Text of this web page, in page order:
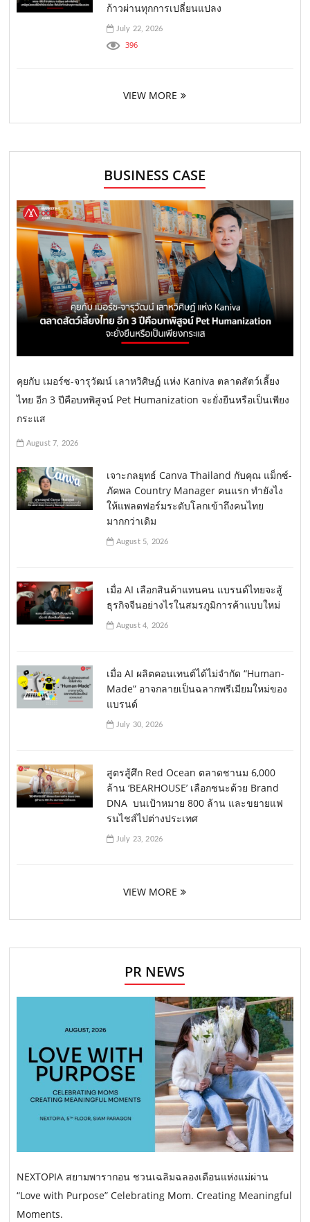
ก้าวผ่านทุกการเปลี่ยนแปลง
July 22, 2026
396
VIEW MORE
BUSINESS CASE
คุยกับ เมอร์ซ-จารุวัฒน์ เลาหวิศิษฏ์ แห่ง Kaniva ตลาดสัตว์เลี้ยง
ไทย อีก 3 ปีคือบทพิสูจน์ Pet Humanization จะยั่งยืนหรือเป็นเพียง
กระแส
August 7, 2026
เจาะกลยุทธ์ Canva Thailand กับคุณ แม็กซ์-
ภัคพล Country Manager คนแรก ทำยังไง
ให้แพลตฟอร์มระดับโลกเข้าถึงคนไทย
มากกว่าเดิม
August 5, 2026
เมื่อ AI เลือกสินค้าแทนคน แบรนด์ไทยจะสู้
ธุรกิจจีนอย่างไรในสมรภูมิการค้าแบบใหม่
August 4, 2026
เมื่อ AI ผลิตคอนเทนต์ได้ไม่จำกัด “Human-
Made” อาจกลายเป็นฉลากพรีเมียมใหม่ของ
แบรนด์
July 30, 2026
สูตรสู้ศึก Red Ocean ตลาดชานม 6,000
ล้าน ‘BEARHOUSE’ เลือกชนะด้วย Brand
DNA บนเป้าหมาย 800 ล้าน และขยายแฟ
รนไชส์ไปต่างประเทศ
July 23, 2026
VIEW MORE
PR NEWS
NEXTOPIA สยามพารากอน ชวนเฉลิมฉลองเดือนแห่งแม่ผ่าน
“Love with Purpose” Celebrating Mom. Creating Meaningful
Moments.